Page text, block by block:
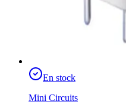
En stock
Mini Circuits